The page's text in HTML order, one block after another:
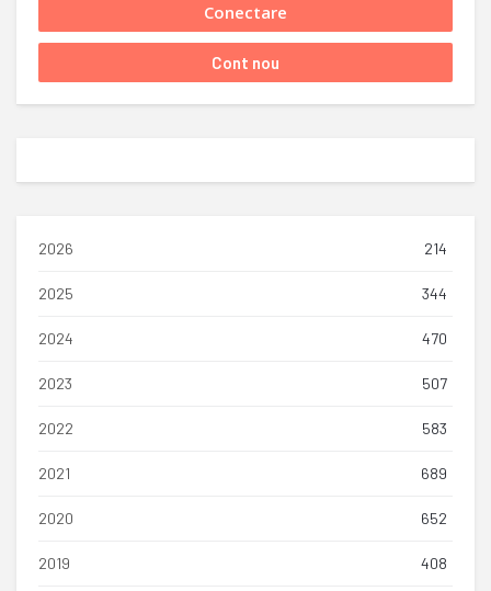
2026 214
2025 344
2024 470
2023 507
2022 583
2021 689
2020 652
2019 408